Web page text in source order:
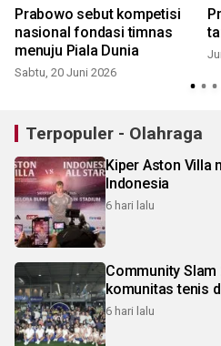
Prabowo sebut kompetisi
nasional fondasi timnas
menuju Piala Dunia
Sabtu, 20 Juni 2026
Terpopuler - Olahraga
Kiper Aston Villa
Indonesia
6 hari lalu
Community Slam
komunitas tenis
6 hari lalu